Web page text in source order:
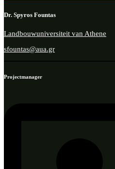
Dr. Spyros Fountas
Landbouwuniversiteit van Athene
sfountas@aua.gr
Projectmanager